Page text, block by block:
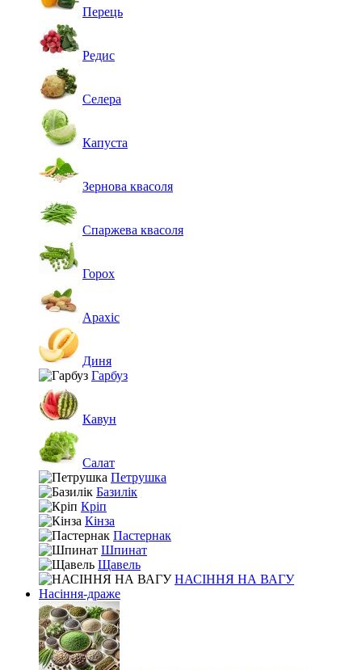
Перець
Редис
Селера
Капуста
Зернова квасоля
Спаржева квасоля
Горох
Арахіс
Диня
Гарбуз
Кавун
Салат
Петрушка
Базилік
Кріп
Кінза
Пастернак
Шпинат
Щавель
НАСІННЯ НА ВАГУ
Насіння-драже